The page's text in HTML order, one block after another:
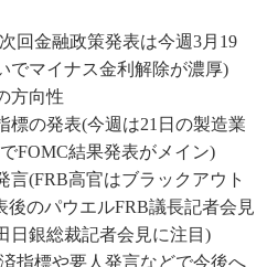
回金融政策発表は今週3月19
でマイナス金利解除が濃厚)
方向性
標の発表(今週は21日の製造業
FOMC結果発表がメイン)
言(FRB高官はブラックアウト
後のパウエルFRB議長記者会見
日銀総裁記者会見に注目)
指標や要人発言などで今後へ